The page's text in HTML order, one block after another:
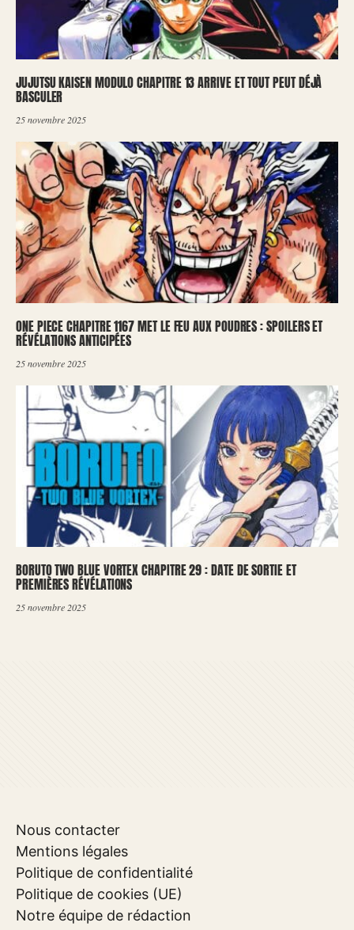
JUJUTSU KAISEN MODULO CHAPITRE 13 ARRIVE ET TOUT PEUT DÉJÀ
BASCULER
25 novembre 2025
ONE PIECE CHAPITRE 1167 MET LE FEU AUX POUDRES : SPOILERS ET
RÉVÉLATIONS ANTICIPÉES
25 novembre 2025
BORUTO TWO BLUE VORTEX CHAPITRE 29 : DATE DE SORTIE ET
PREMIÈRES RÉVÉLATIONS
25 novembre 2025
Nous contacter
Mentions légales
Politique de confidentialité
Politique de cookies (UE)
Notre équipe de rédaction